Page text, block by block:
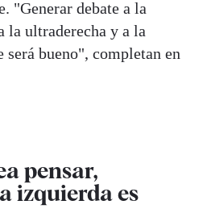
"Generar debate a la
la ultraderecha y a la
será bueno", completan en
pensar,
izquierda es